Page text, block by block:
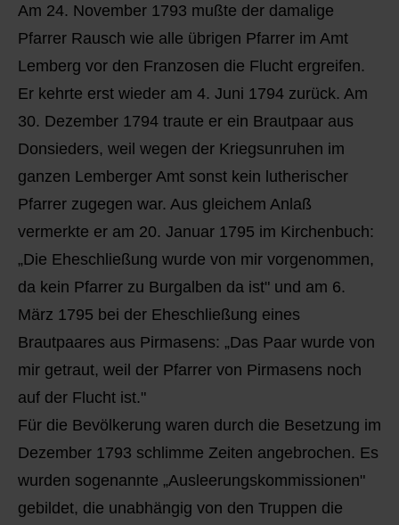
Am 24. November 1793 mußte der damalige
Pfarrer Rausch wie alle übrigen Pfarrer im Amt
Lemberg vor den Franzosen die Flucht ergreifen.
Er kehrte erst wieder am 4. Juni 1794 zurück. Am
30. Dezember 1794 traute er ein Brautpaar aus
Donsieders, weil wegen der Kriegsunruhen im
ganzen Lemberger Amt sonst kein lutherischer
Pfarrer zugegen war. Aus gleichem Anlaß
vermerkte er am 20. Januar 1795 im Kirchenbuch:
„Die Eheschließung wurde von mir vorgenommen,
da kein Pfarrer zu Burgalben da ist" und am 6.
März 1795 bei der Eheschließung eines
Brautpaares aus Pirmasens: „Das Paar wurde von
mir getraut, weil der Pfarrer von Pirmasens noch
auf der Flucht ist."
Für die Bevölkerung waren durch die Besetzung im
Dezember 1793 schlimme Zeiten angebrochen. Es
wurden sogenannte „Ausleerungskommissionen"
gebildet, die unabhängig von den Truppen die